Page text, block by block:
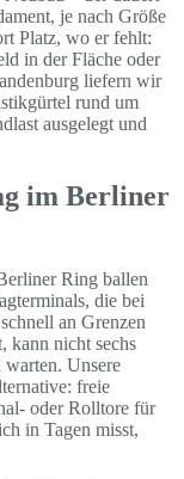
je nach Größe
Platz, wo er fehlt:
in der Fläche oder
liefern wir
rund um
ausgelegt und
im Berliner
Ring ballen
die bei
an Grenzen
kann nicht sechs
warten. Unsere
freie
oder Rolltore für
in Tagen misst,